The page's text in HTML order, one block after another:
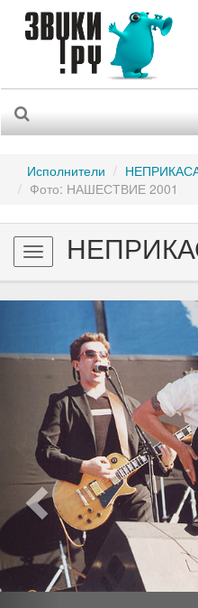
Исполнители
Фото: НАШЕСТВИЕ 2001
Toggle
navigation
Previous